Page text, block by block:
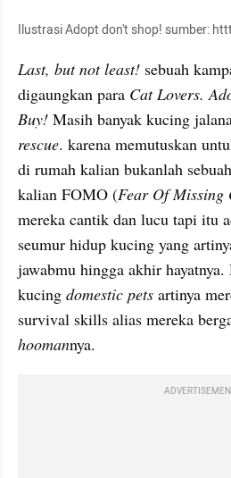
Ilustrasi Adopt don't shop! sumber:
Last, but not least! sebuah
digaungkan para Cat Lovers.
Buy!
rescue. karena memutuskan
di rumah kalian bukanlah
kalian FOMO (Fear Of Missing
mereka cantik dan lucu tapi itu
seumur hidup kucing yang
jawabmu hingga akhir
kucing domestic pets artinya
hoomannya.